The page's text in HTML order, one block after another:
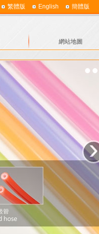
繁體版 English 簡體版
網站地圖
›